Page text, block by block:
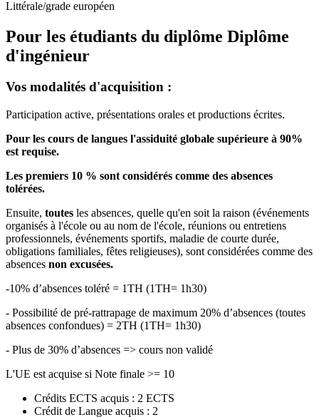
Littérale/grade européen
Pour les étudiants du diplôme Diplôme
d'ingénieur
Vos modalités d'acquisition :
Participation active, présentations orales et productions écrites.
Pour les cours de langues l'assiduité globale supérieure à 90%
est requise.
Les premiers 10 % sont considérés comme des absences
tolérées.
Ensuite, toutes les absences, quelle qu'en soit la raison (événements
organisés à l'école ou au nom de l'école, réunions ou entretiens
professionnels, événements sportifs, maladie de courte durée,
obligations familiales, fêtes religieuses), sont considérées comme des
absences non excusées.
-10% d’absences toléré = 1TH (1TH= 1h30)
- Possibilité de pré-rattrapage de maximum 20% d’absences (toutes
absences confondues) = 2TH (1TH= 1h30)
- Plus de 30% d’absences => cours non validé
L'UE est acquise si Note finale >= 10
Crédits ECTS acquis : 2 ECTS
Crédit de Langue acquis : 2